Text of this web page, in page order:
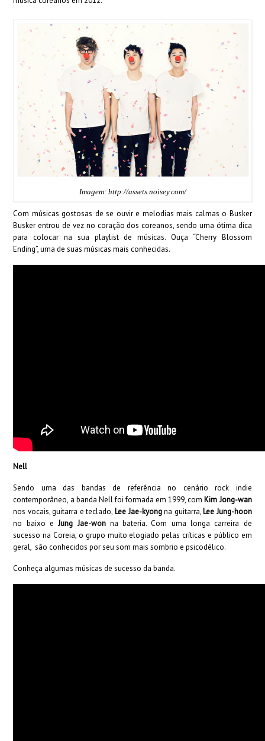
Imagem: http://assets.noisey.com/
Com músicas gostosas de se ouvir e melodias mais calmas o Busker
Busker entrou de vez no coração dos coreanos, sendo uma ótima dica
para colocar na sua playlist de músicas. Ouça “Cherry Blossom
Ending”, uma de suas músicas mais conhecidas.
Nell
Sendo uma das bandas de referência no cenário rock indie
contemporâneo, a banda Nell foi formada em 1999, com Kim Jong-wan
nos vocais, guitarra e teclado, Lee Jae-kyongna guitarra, Lee Jung-hoon
no baixo eJung Jae-wonna bateria. Com uma longa carreira de
sucesso na Coreia, o grupo muito elogiado pelas críticas e público em
geral, são conhecidos por seu som mais sombrio e psicodélico.
Conheça algumas músicas de sucesso da banda.